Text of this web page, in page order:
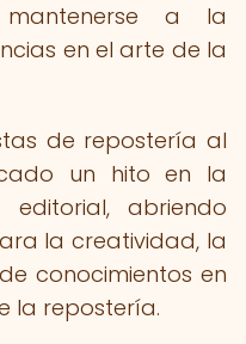
a la
en el arte de la
de repostería al
un hito en la
abriendo
la creatividad, la
conocimientos en
la repostería.